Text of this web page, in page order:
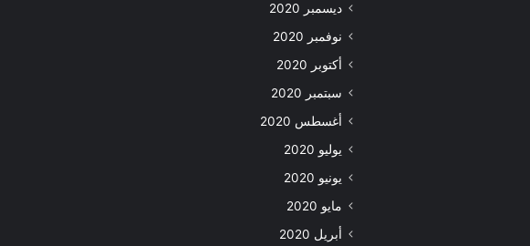
ديسمبر 2020
نوفمبر 2020
أكتوبر 2020
سبتمبر 2020
أغسطس 2020
يوليو 2020
يونيو 2020
مايو 2020
أبريل 2020